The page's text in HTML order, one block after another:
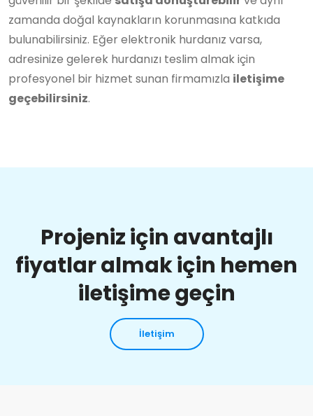
zamanda doğal kaynakların korunmasına katkıda
bulunabilirsiniz. Eğer elektronik hurdanız varsa,
adresinize gelerek hurdanızı teslim almak için
profesyonel bir hizmet sunan firmamızla iletişime
geçebilirsiniz.
Projeniz için avantajlı
fiyatlar almak için hemen
iletişime geçin
İletişim